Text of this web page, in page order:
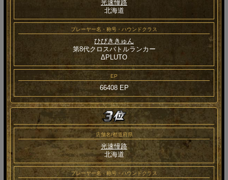
光速憧路
北海道
プレーヤー名・称号・ハウンドクラス
ひびききゅん
第8代クロスバトルランカー
ΔPLUTO
EP
66408 EP
店舗名/都道府県
光速憧路
北海道
プレーヤー名・称号・ハウンドクラス